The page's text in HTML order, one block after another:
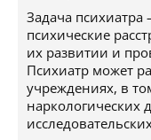
Задача психиатра
психические
их развитии и
Психиатр может
учреждениях, в
наркологических